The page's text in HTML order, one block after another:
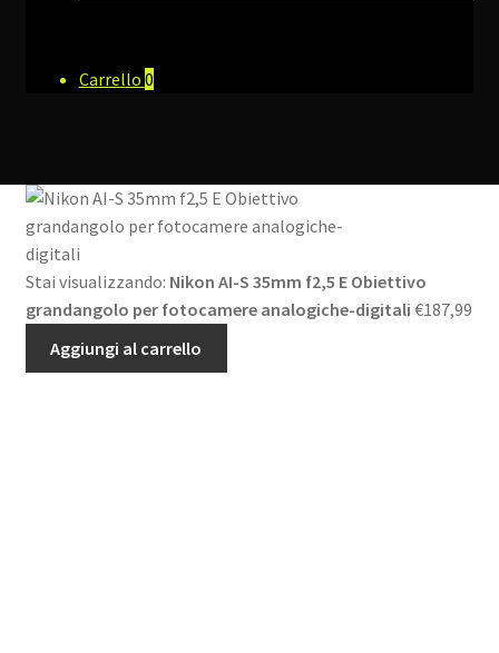
Carrello 0
Stai visualizzando: Nikon AI-S 35mm f2,5 E Obiettivo
grandangolo per fotocamere analogiche-digitali €187,99
Aggiungi al carrello